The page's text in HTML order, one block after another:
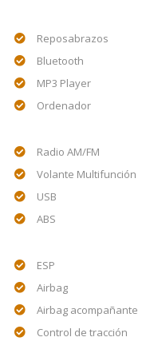
Reposabrazos
Bluetooth
MP3 Player
Ordenador
Radio AM/FM
Volante Multifunción
USB
ABS
ESP
Airbag
Airbag acompañante
Control de tracción